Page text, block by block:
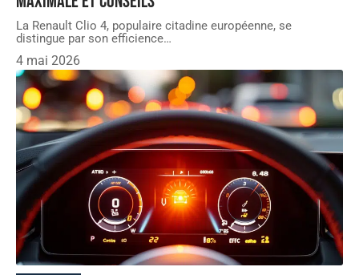
La Renault Clio 4, populaire citadine européenne, se
distingue par son efficience…
4 mai 2026